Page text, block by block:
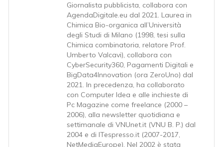
Giornalista pubblicista, collabora con
AgendaDigitale.eu dal 2021. Laurea in
Chimica Bio-organica all’Università
degli Studi di Milano (1998, tesi sulla
Chimica combinatoria, relatore Prof.
Umberto Valcavi), collabora con
CyberSecurity360, Pagamenti Digitali e
BigData4Innovation (ora ZeroUno) dal
2021. In precedenza, ha collaborato
con Computer Idea e alle inchieste di
Pc Magazine come freelance (2000 –
2006), alla newsletter quotidiana e
settimanale di VNUnet.it (VNU B. P.) dal
2004 e di ITespresso.it (2007-2017,
NetMediaEurope). Nel 2002 è stata